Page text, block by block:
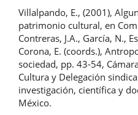
Villalpando, E., (2001),
patrimonio cultural, en
Contreras, J.A., García, N.,
Corona, E. (coords.),
sociedad, pp. 43-54,
Cultura y Delegación
investigación, científica y
México.